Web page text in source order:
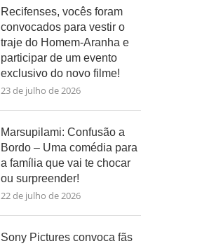
Recifenses, vocês foram
convocados para vestir o
traje do Homem-Aranha e
participar de um evento
exclusivo do novo filme!
23 de julho de 2026
Marsupilami: Confusão a
Bordo – Uma comédia para
a família que vai te chocar
ou surpreender!
22 de julho de 2026
Sony Pictures convoca fãs